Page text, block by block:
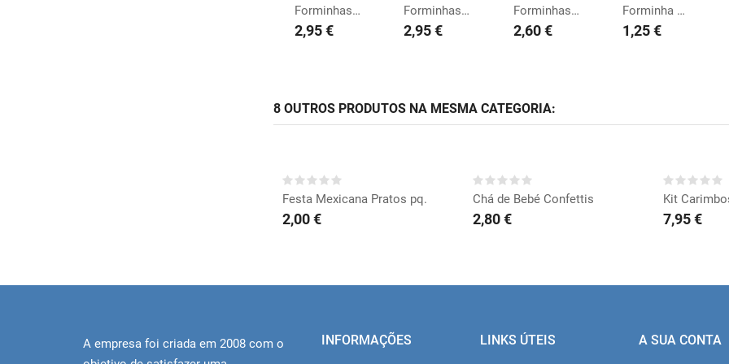
Forminhas Floco de Neve
2,95 €
Forminhas Azevinho
2,95 €
Forminhas Chá Revelação
2,60 €
Forminha Brigadeiro...
1,25 €
8 OUTROS PRODUTOS NA MESMA CATEGORIA:
Festa Mexicana Pratos pq.
2,00 €
Chá de Bebé Confettis
2,80 €
Kit
7,95 €
A empresa foi criada em 2008 com o
INFORMAÇÕES LINKS ÚTEIS A SUA CONTA